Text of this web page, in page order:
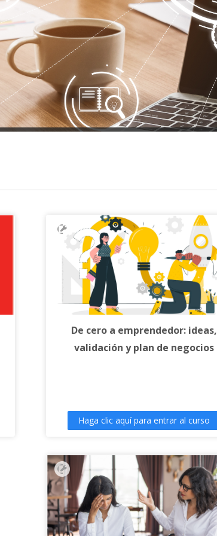
De cero a emprendedor: ideas,
validación y plan de negocios
Haga clic aquí para entrar al curso